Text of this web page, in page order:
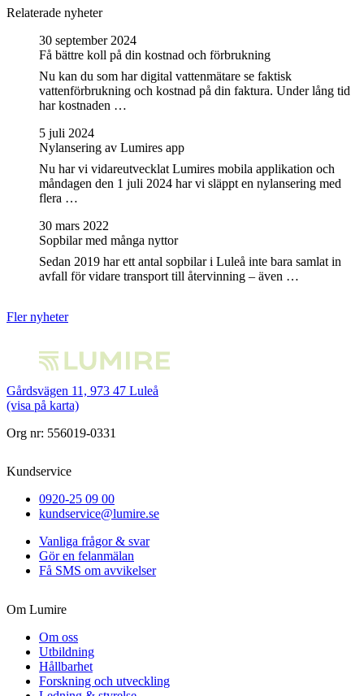
Relaterade nyheter
Få bättre koll på din kostnad och förbrukning
30 september 2024
Nu kan du som har digital vattenmätare se faktisk
vattenförbrukning och kostnad på din faktura. Under lång tid
har kostnaden …
Nylansering av Lumires app
5 juli 2024
Nu har vi vidareutvecklat Lumires mobila applikation och
måndagen den 1 juli 2024 har vi släppt en nylansering med
flera …
Sopbilar med många nyttor
30 mars 2022
Sedan 2019 har ett antal sopbilar i Luleå inte bara samlat in
avfall för vidare transport till återvinning – även …
Fler nyheter
Gårdsvägen 11, 973 47 Luleå
(visa på karta)
Org nr: 556019-0331
Kundservice
0920-25 09 00
kundservice@lumire.se
Vanliga frågor & svar
Gör en felanmälan
Få SMS om avvikelser
Om Lumire
Om oss
Utbildning
Hållbarhet
Forskning och utveckling